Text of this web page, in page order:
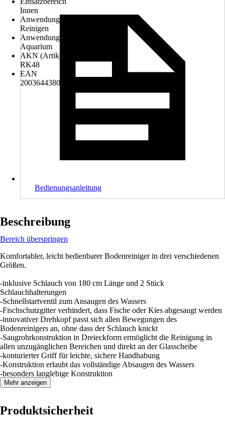
Innen
Anwendung
Reinigen
Anwendungsbereich
Aquarium
AKN (Artikelkurznummer)
RK48
EAN
2003644380000, 4004218762329
Bedienungsanleitung
Beschreibung
Bereich überspringen
Komfortabler, leicht bedienbarer Bodenreiniger in drei verschiedenen
Größen.
-inklusive Schlauch von 180 cm Länge und 2 Stück
Schlauchhalterungen
-Schnellstartventil zum Ansaugen des Wassers
-Fischschutzgitter verhindert, dass Fische oder Kies abgesaugt werden
-innovativer Drehkopf passt sich allen Bewegungen des
Bodenreinigers an, ohne dass der Schlauch knickt
-Saugrohrkonstruktion in Dreieckform ermöglicht die Reinigung in
allen unzugänglichen Bereichen und direkt an der Glasscheibe
-konturierter Griff für leichte, sichere Handhabung
-Konstruktion erlaubt das vollständige Absaugen des Wassers
-besonders langlebige Konstruktion
Mehr anzeigen
Produktsicherheit